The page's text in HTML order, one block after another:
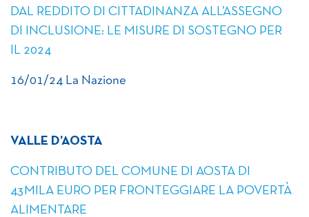
DAL REDDITO DI CITTADINANZA ALL’ASSEGNO
DI INCLUSIONE: LE MISURE DI SOSTEGNO PER
IL 2024
16/01/24 La Nazione
VALLE D’AOSTA
CONTRIBUTO DEL COMUNE DI AOSTA DI
43MILA EURO PER FRONTEGGIARE LA POVERTÀ
ALIMENTARE